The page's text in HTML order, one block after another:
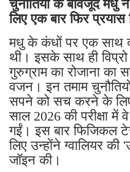
चुनौतियों के बावजूद
लिए एक बार फिर प्रयास
मधु के कंधों पर एक साथ
थी। इसके साथ ही
गुरुग्राम का रोजाना
वजन। इन तमाम
सपने को सच करने के लिए
साल 2026 की परीक्षा में
गईं। इस बार फिजिकल
लिए उन्होंने ग्वालियर
जॉइन की।